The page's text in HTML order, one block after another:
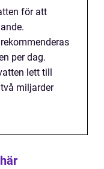
för att
per dag.
lett till
miljarder